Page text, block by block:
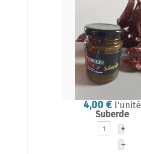
4,00 € l'unité
Suberde
+
–